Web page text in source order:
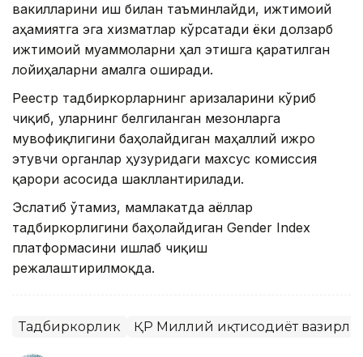
вакилларини иш билан таъминлайди, ижтимоий
аҳамиятга эга хизматлар кўрсатади ёки долзарб
ижтимоий муаммоларни ҳал этишга қаратилган
лойиҳаларни амалга оширади.
Реестр тадбиркорларнинг аризаларини кўриб
чиқиб, уларнинг белгиланган мезонларга
мувофиқлигини баҳолайдиган маҳаллий ижро
этувчи органлар ҳузуридаги махсус комиссия
қарори асосида шакллантирилади.
Эслатиб ўтамиз, мамлакатда аёллар
тадбиркорлигини баҳолайдиган Gender Index
платформасини ишлаб чиқиш
режалаштирилмоқда.
Тадбиркорлик ҚР Миллий иқтисодиёт